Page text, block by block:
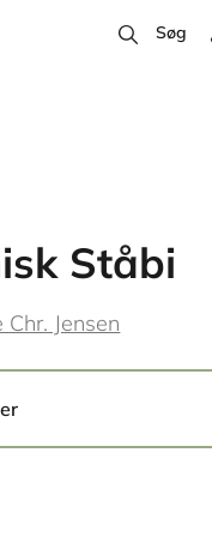
Søg
Ståbi
Chr. Jensen